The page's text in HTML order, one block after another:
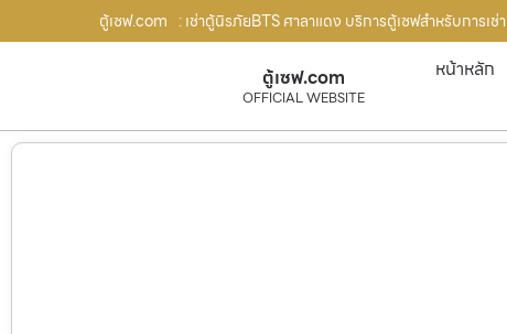
ตู้เซฟ.com : เช่าตู้นิรภัยBTS ศาลาแดง บริการตู้เซฟสำหรับการ
ตู้เซฟ.com
OFFICIAL WEBSITE
หน้าหลัก